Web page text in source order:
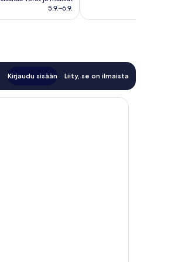
95 €
5.9.–6.9.
Kirjaudu sisään Liity, se on ilmaista